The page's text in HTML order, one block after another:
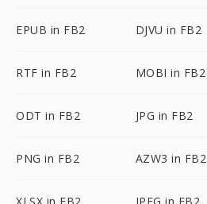
EPUB in FB2 DJVU in FB2
RTF in FB2 MOBI in FB2
ODT in FB2 JPG in FB2
PNG in FB2 AZW3 in FB2